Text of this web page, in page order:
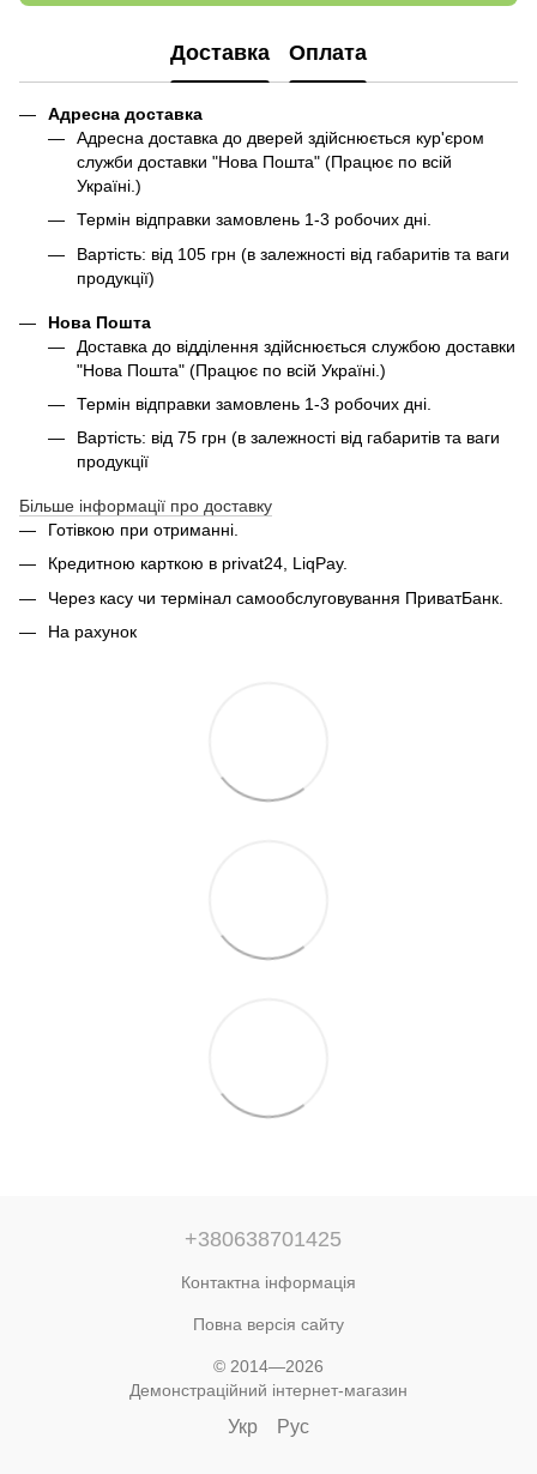
Доставка Оплата
Адресна доставка
Адресна доставка до дверей здійснюється кур'єром
служби доставки "Нова Пошта" (Працює по всій
Україні.)
Термін відправки замовлень 1-3 робочих дні.
Вартість: від 105 грн (в залежності від габаритів та ваги
продукції)
Нова Пошта
Доставка до відділення здійснюється службою доставки
"Нова Пошта" (Працює по всій Україні.)
Термін відправки замовлень 1-3 робочих дні.
Вартість: від 75 грн (в залежності від габаритів та ваги
продукції
Більше інформації про доставку
Готівкою при отриманні.
Кредитною карткою в privat24, LiqPay.
Через касу чи термінал самообслуговування ПриватБанк.
На рахунок
+380638701425
Контактна інформація
Повна версія сайту
© 2014—2026
Демонстраційний інтернет-магазин
Укр Рус